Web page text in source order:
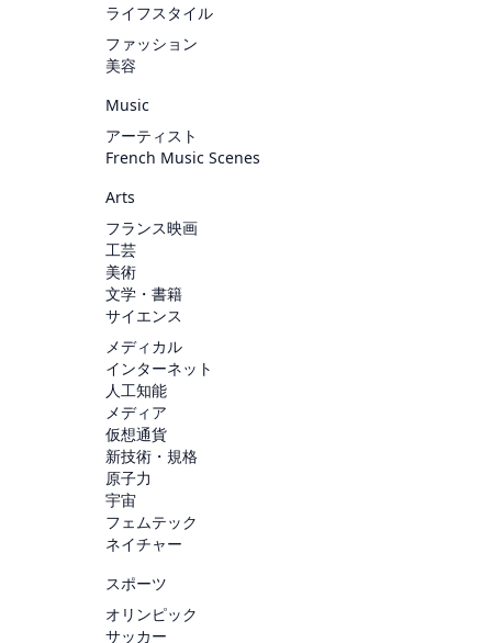
ライフスタイル
ファッション
美容
Music
アーティスト
French Music Scenes
Arts
フランス映画
工芸
美術
文学・書籍
サイエンス
メディカル
インターネット
人工知能
メディア
仮想通貨
新技術・規格
原子力
宇宙
フェムテック
ネイチャー
スポーツ
オリンピック
サッカー